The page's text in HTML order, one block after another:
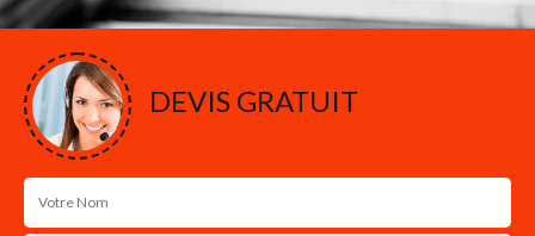
DEVIS GRATUIT